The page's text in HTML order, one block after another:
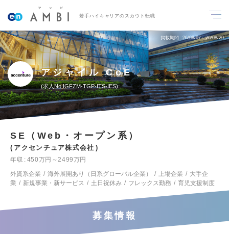
若手ハイキャリアのスカウト転職
掲載期間 26/08/07～26/08/20
アジャイル CoE
求人No.IGFZM-TGP-ITS-IES
SE（Web・オープン系）
アクセンチュア株式会社
年収
450万円～2499万円
外資系企業
海外展開あり（日系グローバル企業） 上場企業
大手企
業
新規事業・新サービス 土日祝休み フレックス勤務 育児支援制度
募集情報